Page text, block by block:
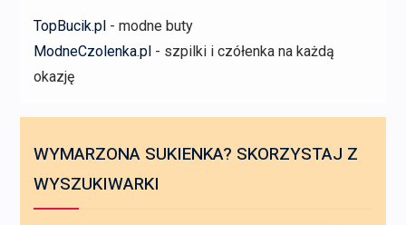
TopBucik.pl- modne buty
ModneCzolenka.pl- szpilki i czółenka na każdą
okazję
WYMARZONA SUKIENKA? SKORZYSTAJ Z
WYSZUKIWARKI